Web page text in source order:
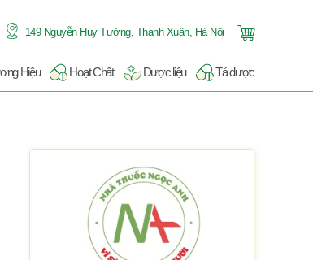
149 Nguyễn Huy Tưởng, Thanh Xuân, Hà Nội
Hiệu Hoạt Chất Dược liệu Tá dược